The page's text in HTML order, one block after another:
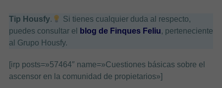
Tip Housfy.
Si tienes cualquier duda al respecto,
puedes consultar el
blog de Finques Feliu, perteneciente
al Grupo Housfy.
[irp posts=»57464″ name=»Cuestiones básicas sobre el
ascensor en la comunidad de propietarios»]